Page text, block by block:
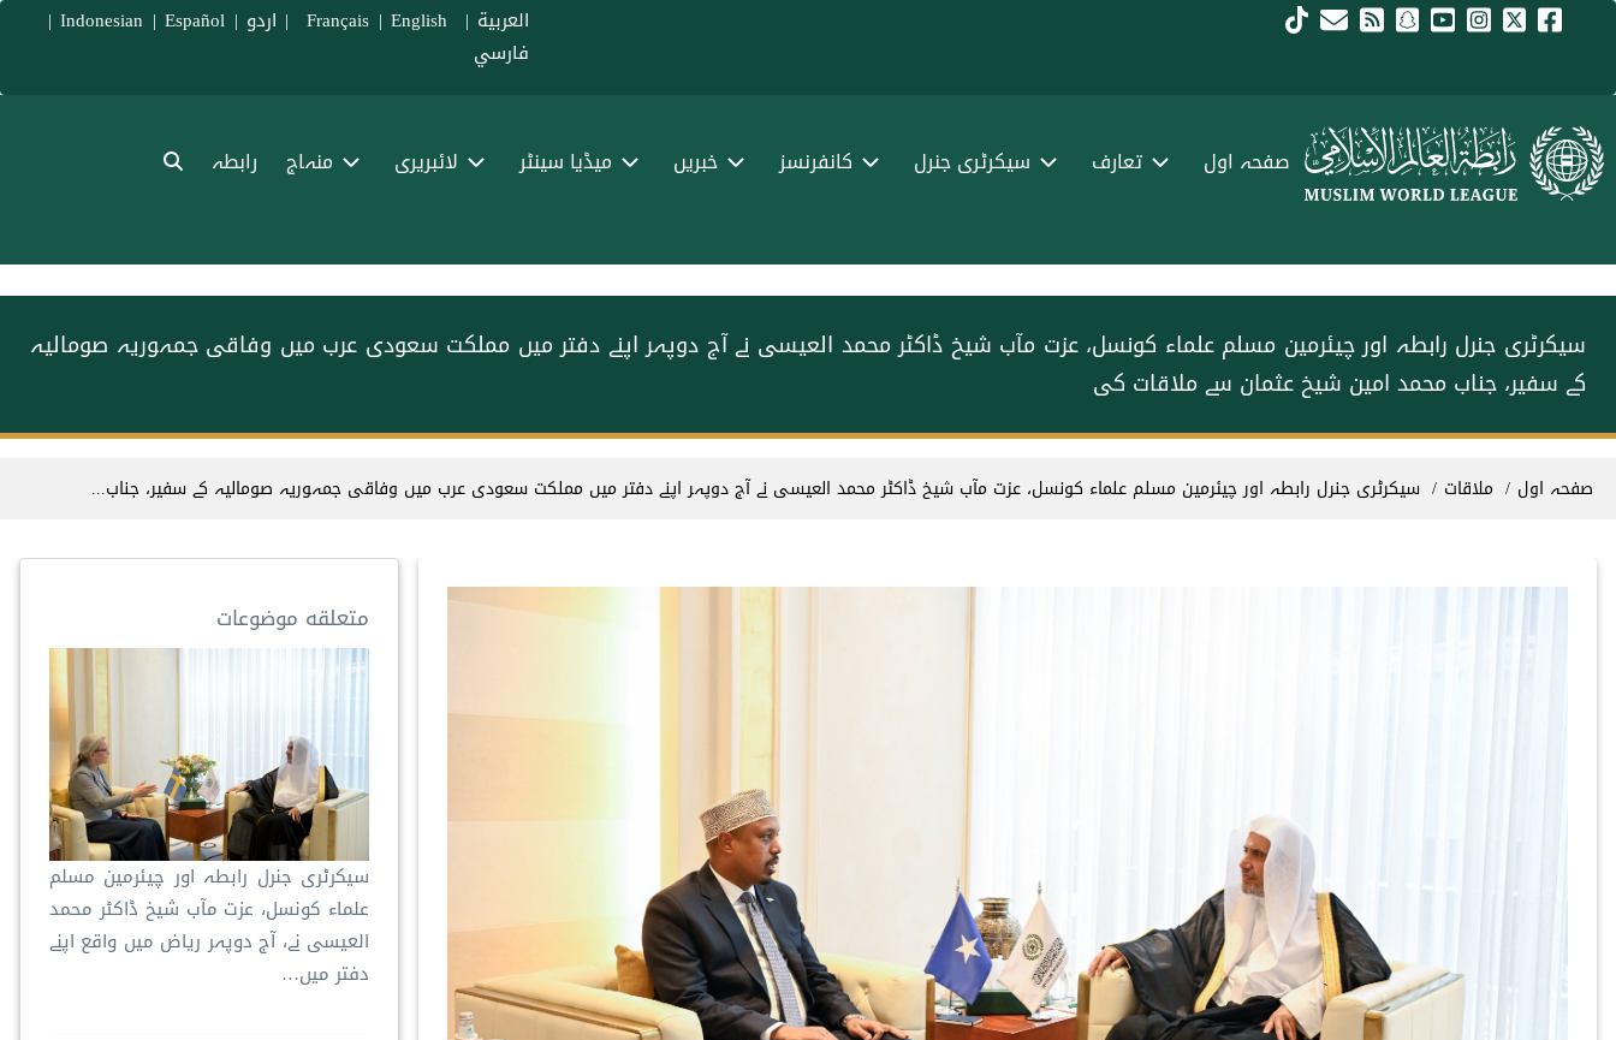
Skip to main content العربية |
Français
| English
| اردو |
Indonesian |Español
|
فارسي
menu urdu صفحہ اول تعارف سیکرٹری جنرل کانفرنسز خبریں میڈیا سینٹر لائبریری منہاج رابطہ
سیکرٹری جنرل رابطہ اور چیئرمین مسلم علماء کونسل، عزت مآب شیخ ڈاکٹر محمد العیسی نے آج دوپہر اپنے دفتر میں مملکت سعودی عرب میں وفاقی جمہوریہ صومالیہ
کے سفیر، جناب محمد امین شیخ عثمان سے ملاقات کی
Breadcrumb
صفحہ اول ملاقات سیکرٹری جنرل رابطہ اور چیئرمین مسلم علماء کونسل، عزت مآب شیخ ڈاکٹر محمد العیسی نے آج دوپہر اپنے دفتر میں مملکت سعودی عرب میں وفاقی جمہوریہ صومالیہ کے سفیر، جناب...
متعلقه موضوعات
سیکرٹری جنرل رابطہ اور چیئرمین مسلم
علماء کونسل، عزت مآب شیخ ڈاکٹر محمد
العیسی نے، آج دوپہر ریاض میں واقع اپنے
دفتر میں…